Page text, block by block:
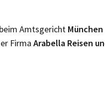
Amtsgericht München
Firma Arabella Reisen